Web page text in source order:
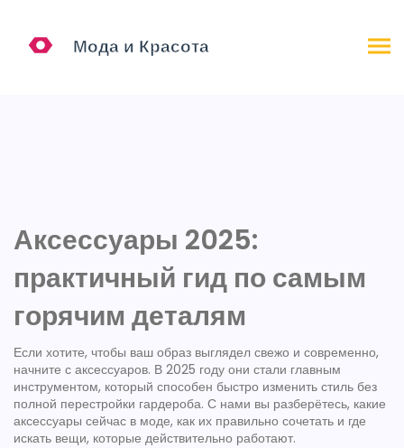
Аксессуары 2025:
практичный гид по самым
горячим деталям
Если хотите, чтобы ваш образ выглядел свежо и современно,
начните с аксессуаров. В 2025 году они стали главным
инструментом, который способен быстро изменить стиль без
полной перестройки гардероба. С нами вы разберётесь, какие
аксессуары сейчас в моде, как их правильно сочетать и где
искать вещи, которые действительно работают.